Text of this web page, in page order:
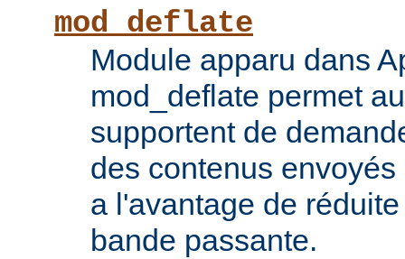
mod_deflate
Module apparu dans
mod_deflate permet
supportent de
des contenus
a l'avantage de
bande passante.